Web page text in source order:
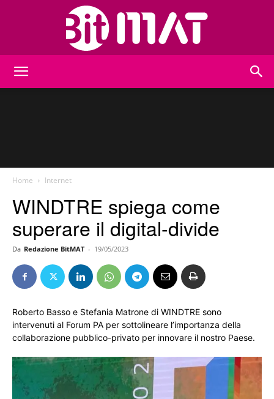
Home Internet
WINDTRE spiega come
superare il digital-divide
Da Redazione BitMAT - 19/05/2023
Roberto Basso e Stefania Matrone di WINDTRE sono
intervenuti al Forum PA per sottolineare l’importanza della
collaborazione pubblico-privato per innovare il nostro Paese.